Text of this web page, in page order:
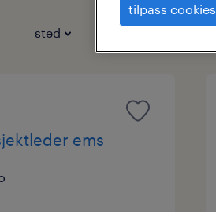
sted
ems
tilpass cookies